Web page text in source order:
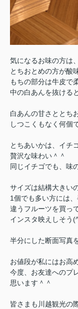
気になるお味の方は
とちおとめの方が酸
もちの部分は牛皮で
中の白あんを抜ける
白あんの甘さととち
しつこくもなく何個
とちあいかは、イチ
贅沢な味わい＾＾
同じイチゴでも、味
サイズは結構大きい
1個でも多い方には
違うフルーツを買っ
インスタ映えしそう
半分にした断面写真
お値段が私にはお高
今度、お友達へのプ
思います＾＾
皆さまも川越観光の